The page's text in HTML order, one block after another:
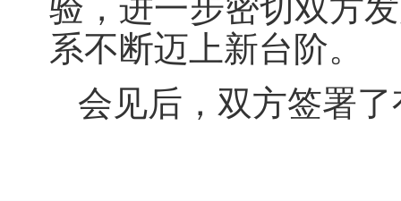
验，进一步密切双方
系不断迈上新台阶。
会见后，双方签署